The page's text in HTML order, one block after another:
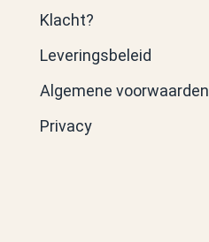
Klacht?
Leveringsbeleid
Algemene voorwaarden
Privacy